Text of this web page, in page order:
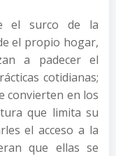
el surco de la
el propio hogar,
a padecer el
cotidianas;
convierten en los
que limita su
el acceso a la
que ellas se